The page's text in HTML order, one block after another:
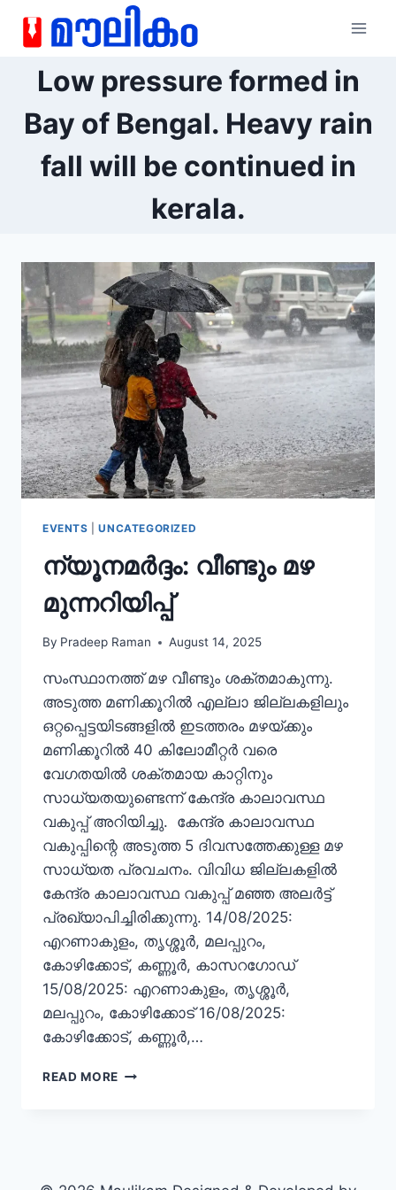
Low pressure formed in
Bay of Bengal. Heavy rain
fall will be continued in
kerala.
EVENTS |UNCATEGORIZED
ന്യൂനമർദ്ദം: വീണ്ടും മഴ
മുന്നറിയിപ്പ്
By Pradeep Raman August 14, 2025
സംസ്ഥാനത്ത് മഴ വീണ്ടും ശക്തമാകുന്നു.
അടുത്ത മണിക്കൂറിൽ എല്ലാ ജില്ലകളിലും
ഒറ്റപ്പെട്ടയിടങ്ങളിൽ ഇടത്തരം മഴയ്ക്കും
മണിക്കൂറിൽ 40 കിലോമീറ്റർ വരെ
വേഗതയിൽ ശക്തമായ കാറ്റിനും
സാധ്യതയുണ്ടെന്ന് കേന്ദ്ര കാലാവസ്ഥ
വകുപ്പ് അറിയിച്ചു. കേന്ദ്ര കാലാവസ്ഥ
വകുപ്പിന്റെ അടുത്ത 5 ദിവസത്തേക്കുള്ള മഴ
സാധ്യത പ്രവചനം. വിവിധ ജില്ലകളിൽ
കേന്ദ്ര കാലാവസ്ഥ വകുപ്പ് മഞ്ഞ അലർട്ട്
പ്രഖ്യാപിച്ചിരിക്കുന്നു. 14/08/2025:
എറണാകുളം, തൃശ്ശൂർ, മലപ്പുറം,
കോഴിക്കോട്, കണ്ണൂർ, കാസറഗോഡ്
15/08/2025: എറണാകുളം, തൃശ്ശൂർ,
മലപ്പുറം, കോഴിക്കോട് 16/08/2025:
കോഴിക്കോട്, കണ്ണൂർ,…
READ MORE